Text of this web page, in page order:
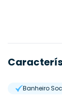
Banheiro